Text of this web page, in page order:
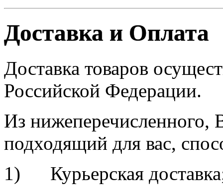
Доставка и Оплата
Доставка товаров
Российской Федерации.
Из
подходящий для вас,
1) Курьерская